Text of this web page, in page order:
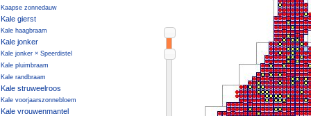
Kaapse zonnedauw
Kale gierst
Kale haagbraam
Kale jonker
Kale jonker × Speerdistel
Kale pluimbraam
Kale randbraam
Kale struweelroos
Kale voorjaarszonnebloem
Kale vrouwenmantel